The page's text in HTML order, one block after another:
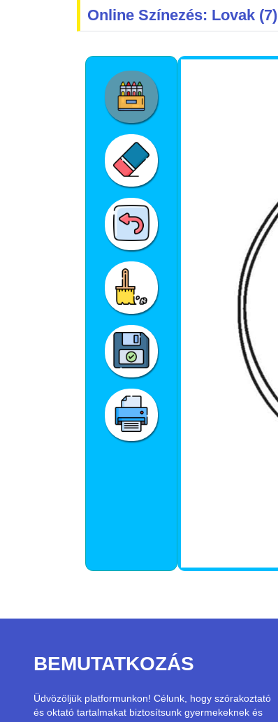
Online Színezés: Lovak (7)
BEMUTATKOZÁS
Üdvözöljük platformunkon! Célunk, hogy szórakoztató
és oktató tartalmakat biztosítsunk gyermekeknek és